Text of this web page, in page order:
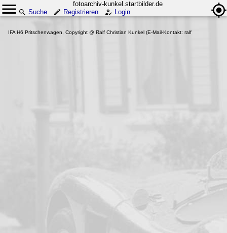
fotoarchiv-kunkel.startbilder.de
Suche
Registrieren Login
IFA H6 Pritschenwagen, Copyright @ Ralf Christian Kunkel (E-Mail-Kontakt: ralf